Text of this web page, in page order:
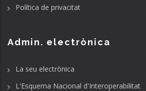
Política de privacitat
Admin. electrònica
La seu electrònica
L'Esquema Nacional d'Interoperabilitat